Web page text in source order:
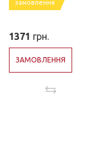
замовлення
1371 грн.
ЗАМОВЛЕННЯ